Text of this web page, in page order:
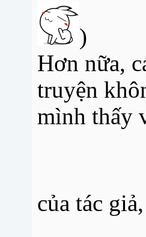
)
Hơn nữa,
truyện
mình thấy
của tác